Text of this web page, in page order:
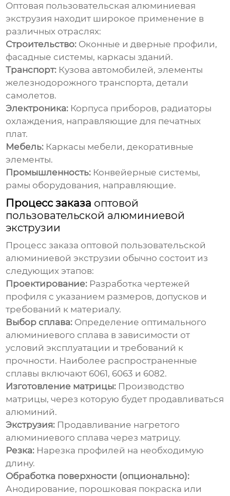
Оптовая пользовательская алюминиевая
экструзия находит широкое применение в
различных отраслях:
Строительство: Оконные и дверные профили,
фасадные системы, каркасы зданий.
Транспорт: Кузова автомобилей, элементы
железнодорожного транспорта, детали
самолетов.
Электроника: Корпуса приборов, радиаторы
охлаждения, направляющие для печатных
плат.
Мебель: Каркасы мебели, декоративные
элементы.
Промышленность: Конвейерные системы,
рамы оборудования, направляющие.
Процесс заказа оптовой
пользовательской алюминиевой
экструзии
Процесс заказа оптовой пользовательской
алюминиевой экструзии обычно состоит из
следующих этапов:
Проектирование: Разработка чертежей
профиля с указанием размеров, допусков и
требований к материалу.
Выбор сплава: Определение оптимального
алюминиевого сплава в зависимости от
условий эксплуатации и требований к
прочности. Наиболее распространенные
сплавы включают 6061, 6063 и 6082.
Изготовление матрицы: Производство
матрицы, через которую будет продавливаться
алюминий.
Экструзия: Продавливание нагретого
алюминиевого сплава через матрицу.
Резка: Нарезка профилей на необходимую
длину.
Обработка поверхности (опционально):
Анодирование, порошковая покраска или